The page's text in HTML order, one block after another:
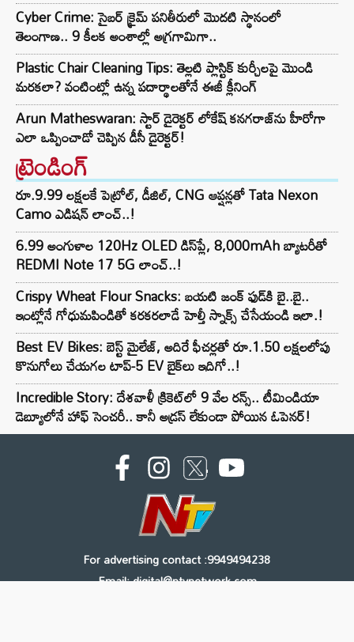
Cyber Crime: సైబర్ క్రైమ్ పనితీరులో మొదటి స్థానంలో
తెలంగాణ.. 9 కీలక అంశాల్లో అగ్రగామిగా..
Plastic Chair Cleaning Tips: తెల్లటి ప్లాస్టిక్ కుర్చీలపై మొండి
మరకలా? వంటింట్లో ఉన్న పదార్థాలతోనే ఈజీ క్లీనింగ్
Arun Matheswaran: స్టార్ డైరెక్టర్ లోకేష్ కనగరాజ్‌ను హీరోగా
ఎలా ఒప్పించాడో చెప్పిన డీసీ డైరెక్టర్!
ట్రెండింగ్‌
రూ.9.99 లక్షలకే పెట్రోల్, డీజిల్, CNG ఆప్షన్లతో Tata Nexon
Camo ఎడిషన్ లాంచ్..!
6.99 అంగుళాల 120Hz OLED డిస్‌ప్లే, 8,000mAh బ్యాటరీతో
REDMI Note 17 5G లాంచ్..!
Crispy Wheat Flour Snacks: బయటి జంక్ ఫుడ్‌కి బై..బై..
ఇంట్లోనే గోధుమపిండితో కరకరలాడే హెల్తీ స్నాక్స్ చేసేయండి ఇలా.!
Best EV Bikes: బెస్ట్ మైలేజ్, అదిరే ఫీచర్లతో రూ.1.50 లక్షలలోపు
కొనుగోలు చేయగల టాప్-5 EV బైక్‌లు ఇదిగో..!
Incredible Story: దేశవాళీ క్రికెట్‌లో 9 వేల రన్స్.. టీమిండియా
డెబ్యూలోనే హాఫ్ సెంచరీ.. కానీ అడ్రస్ లేకుండా పోయిన ఓపెనర్!
For advertising contact :9949494238
Email: digital@ntvnetwork.com